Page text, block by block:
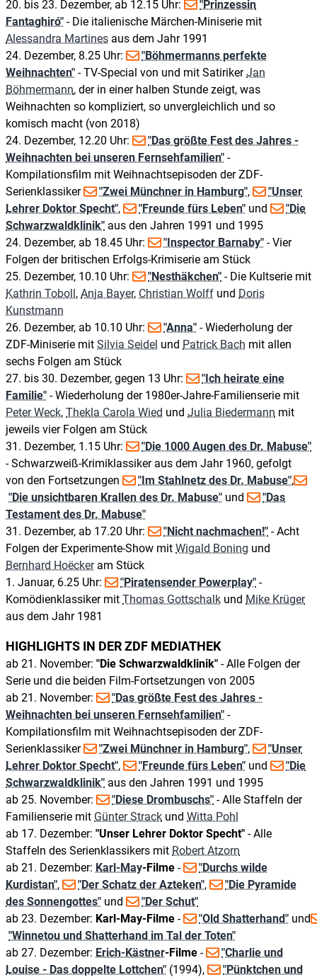
20. bis 23. Dezember, ab 12.15 Uhr:
"Prinzessin
Fantaghiró" - Die italienische Märchen-Miniserie mit
Alessandra Martines aus dem Jahr 1991
24. Dezember, 8.25 Uhr:
"Böhmermanns perfekte
Weihnachten" - TV-Special von und mit SatirikerJan
Böhmermann, der in einer halben Stunde zeigt, was
Weihnachten so kompliziert, so unvergleichlich und so
komisch macht (von 2018)
24. Dezember, 12.20 Uhr:
"Das größte Fest des Jahres -
Weihnachten bei unseren Fernsehfamilien" -
Kompilationsfilm mit Weihnachtsepisoden der ZDF-
Serienklassiker
"Zwei Münchner in Hamburg",
"Unser
Lehrer Doktor Specht", "Freunde fürs Leben" und
"Die
Schwarzwaldklinik" aus den Jahren 1991 und 1995
24. Dezember, ab 18.45 Uhr:
"Inspector Barnaby" - Vier
Folgen der britischen Erfolgs-Krimiserie am Stück
25. Dezember, 10.10 Uhr:
"Nesthäkchen" - Die Kultserie mit
Kathrin Toboll, Anja Bayer, Christian Wolff und Doris
Kunstmann
26. Dezember, ab 10.10 Uhr:
"Anna" - Wiederholung der
ZDF-Miniserie mit Silvia Seidel und Patrick Bach mit allen
sechs Folgen am Stück
27. bis 30. Dezember, gegen 13 Uhr:
"Ich heirate eine
Familie" - Wiederholung der 1980er-Jahre-Familienserie mit
Peter Weck, Thekla Carola Wied und Julia Biedermann mit
jeweils vier Folgen am Stück
31. Dezember, 1.15 Uhr:
"Die 1000 Augen des Dr. Mabuse"
- Schwarzweiß-Krimiklassiker aus dem Jahr 1960, gefolgt
von den Fortsetzungen
"Im Stahlnetz des Dr. Mabuse",
"Die unsichtbaren Krallen des Dr. Mabuse" und
"Das
Testament des Dr. Mabuse"
31. Dezember, ab 17.20 Uhr:
"Nicht nachmachen!" - Acht
Folgen der Experimente-Show mit Wigald Boning und
Bernhard Hoëckeram Stück
1. Januar, 6.25 Uhr:
"Piratensender Powerplay" -
Komödienklassiker mit Thomas Gottschalk und Mike Krüger
aus dem Jahr 1981
HIGHLIGHTS IN DER ZDF MEDIATHEK
ab 21. November: "Die Schwarzwaldklinik" - Alle Folgen der
Serie und die beiden Film-Fortsetzungen von 2005
ab 21. November:
"Das größte Fest des Jahres -
Weihnachten bei unseren Fernsehfamilien" -
Kompilationsfilm mit Weihnachtsepisoden der ZDF-
Serienklassiker
"Zwei Münchner in Hamburg",
"Unser
Lehrer Doktor Specht", "Freunde fürs Leben" und
"Die
Schwarzwaldklinik" aus den Jahren 1991 und 1995
ab 25. November:
"Diese Drombuschs" - Alle Staffeln der
Familienserie mit Günter Strack und Witta Pohl
ab 17. Dezember: "Unser Lehrer Doktor Specht" - Alle
Staffeln des Serienklassikers mit Robert Atzorn
ab 21. Dezember: Karl-May-Filme -
"Durchs wilde
Kurdistan", "Der Schatz der Azteken",
"Die Pyramide
des Sonnengottes" und
"Der Schut"
ab 23. Dezember: Karl-May-Filme - "Old Shatterhand" und
"Winnetou und Shatterhand im Tal der Toten"
ab 27. Dezember: Erich-Kästner-Filme -
"Charlie und
Louise - Das doppelte Lottchen" (1994),
"Pünktchen und